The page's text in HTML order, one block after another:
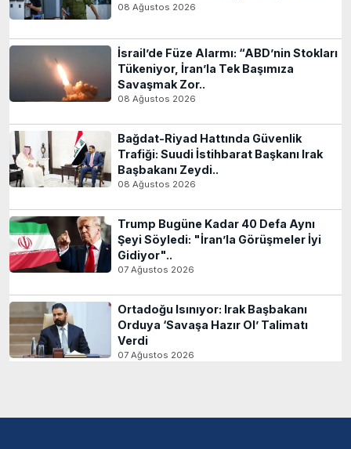
08 Ağustos 2026
İsrail’de Füze Alarmı: “ABD’nin Stokları
Tükeniyor, İran’la Tek Başımıza
Savaşmak Zor..
08 Ağustos 2026
Bağdat-Riyad Hattında Güvenlik
Trafiği: Suudi İstihbarat Başkanı Irak
Başbakanı Zeydi..
08 Ağustos 2026
Trump Bugüne Kadar 40 Defa Aynı
Şeyi Söyledi: "İran’la Görüşmeler İyi
Gidiyor"..
07 Ağustos 2026
Ortadoğu Isınıyor: Irak Başbakanı
Orduya ‘Savaşa Hazır Ol’ Talimatı
Verdi
07 Ağustos 2026